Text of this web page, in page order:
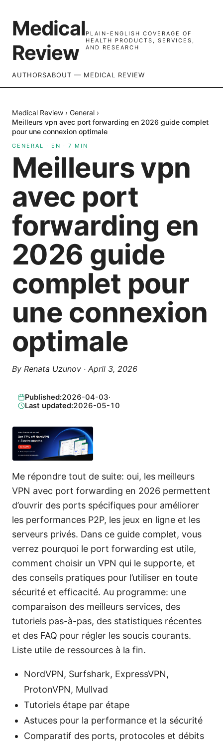
Medical
Review
PLAIN-ENGLISH COVERAGE OF
HEALTH PRODUCTS, SERVICES,
AND RESEARCH
AUTHORSABOUT — MEDICAL REVIEW
Medical Review › General ›
Meilleurs vpn avec port forwarding en 2026 guide complet
pour une connexion optimale
GENERAL · EN · 7 MIN
Meilleurs vpn
avec port
forwarding en
2026 guide
complet pour
une connexion
optimale
By Renata Uzunov · April 3, 2026
Published:2026-04-03·
Last updated:2026-05-10
Me répondre tout de suite: oui, les meilleurs
VPN avec port forwarding en 2026 permettent
d’ouvrir des ports spécifiques pour améliorer
les performances P2P, les jeux en ligne et les
serveurs privés. Dans ce guide complet, vous
verrez pourquoi le port forwarding est utile,
comment choisir un VPN qui le supporte, et
des conseils pratiques pour l’utiliser en toute
sécurité et efficacité. Au programme: une
comparaison des meilleurs services, des
tutoriels pas-à-pas, des statistiques récentes
et des FAQ pour régler les soucis courants.
Liste utile de ressources à la fin.
NordVPN, Surfshark, ExpressVPN,
ProtonVPN, Mullvad
Tutoriels étape par étape
Astuces pour la performance et la sécurité
Comparatif des ports, protocoles et débits